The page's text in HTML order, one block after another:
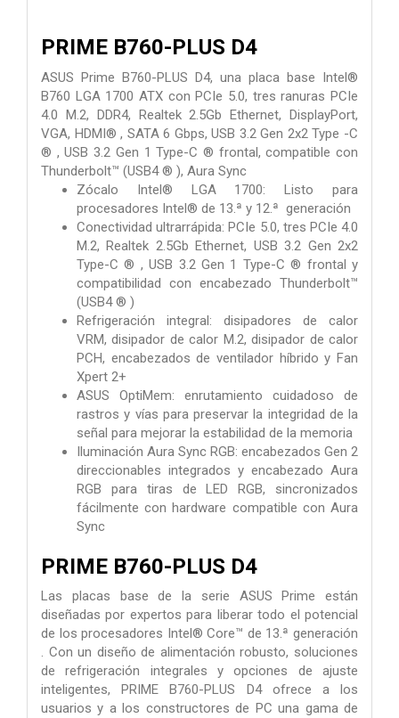
PRIME B760-PLUS D4
ASUS Prime B760-PLUS D4, una placa base Intel®
B760 LGA 1700 ATX con PCIe 5.0, tres ranuras PCIe
4.0 M.2, DDR4, Realtek 2.5Gb Ethernet, DisplayPort,
VGA, HDMI® , SATA 6 Gbps, USB 3.2 Gen 2x2 Type -C
® , USB 3.2 Gen 1 Type-C ® frontal, compatible con
Thunderbolt™ (USB4 ® ), Aura Sync
Zócalo Intel® LGA 1700: Listo para
procesadores Intel® de 13.ª y 12.ª generación
Conectividad ultrarrápida: PCIe 5.0, tres PCIe 4.0
M.2, Realtek 2.5Gb Ethernet, USB 3.2 Gen 2x2
Type-C ® , USB 3.2 Gen 1 Type-C ® frontal y
compatibilidad con encabezado Thunderbolt™
(USB4 ® )
Refrigeración integral: disipadores de calor
VRM, disipador de calor M.2, disipador de calor
PCH, encabezados de ventilador híbrido y Fan
Xpert 2+
ASUS OptiMem: enrutamiento cuidadoso de
rastros y vías para preservar la integridad de la
señal para mejorar la estabilidad de la memoria
Iluminación Aura Sync RGB: encabezados Gen 2
direccionables integrados y encabezado Aura
RGB para tiras de LED RGB, sincronizados
fácilmente con hardware compatible con Aura
Sync
PRIME B760-PLUS D4
Las placas base de la serie ASUS Prime están
diseñadas por expertos para liberar todo el potencial
de los procesadores Intel® Core™ de 13.ª generación
. Con un diseño de alimentación robusto, soluciones
de refrigeración integrales y opciones de ajuste
inteligentes, PRIME B760-PLUS D4 ofrece a los
usuarios y a los constructores de PC una gama de